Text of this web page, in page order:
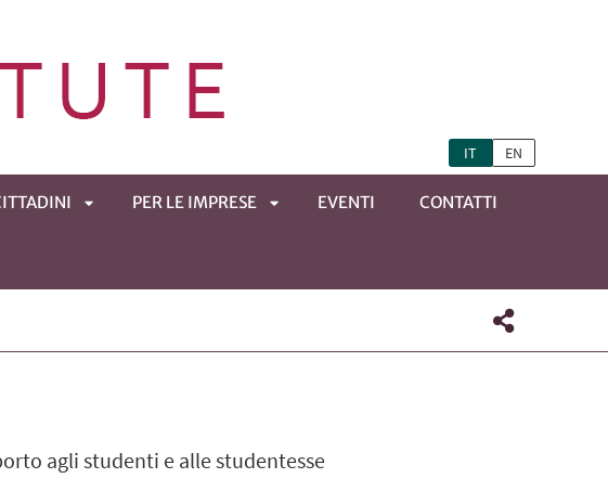
IT EN
PER LE IMPRESE EVENTI CONTATTI
agli studenti e alle studentesse